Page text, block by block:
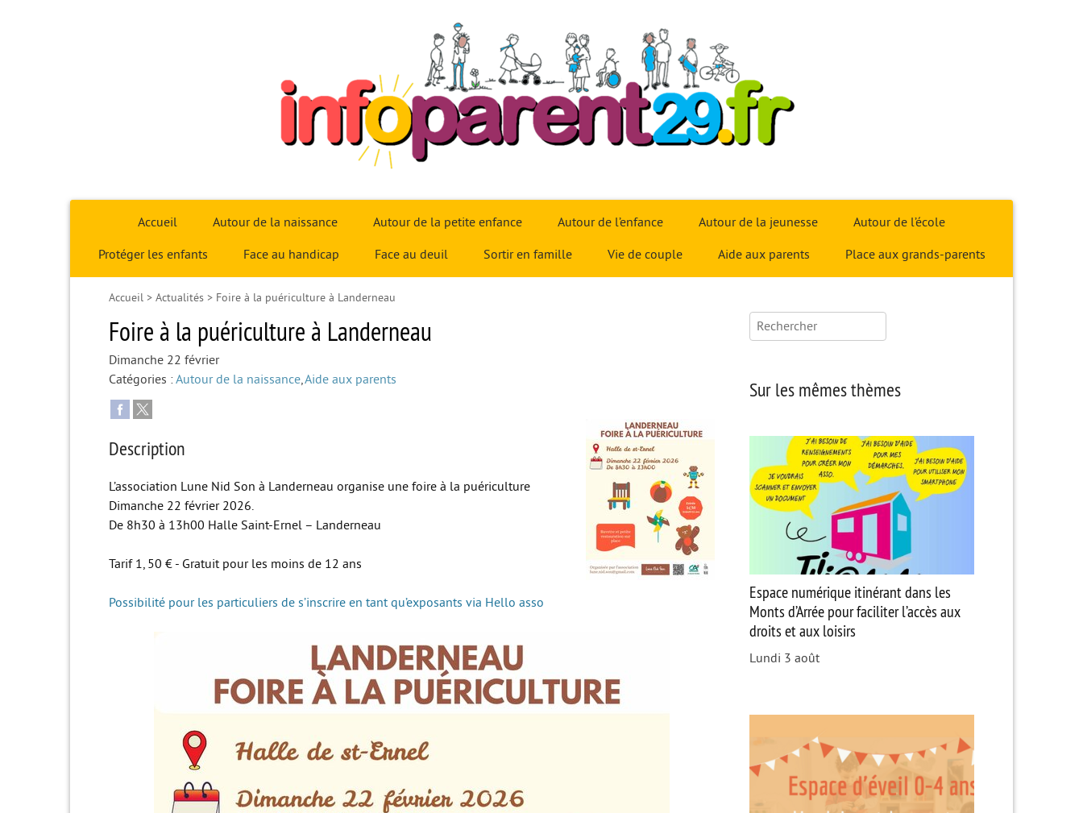
Infoparent29
Accueil Autour de la naissance Autour de la petite enfance Autour de l’enfance Autour de la jeunesse Autour de l’école
Protéger les enfants Face au handicap Face au deuil Sortir en famille Vie de couple Aide aux parents Place aux grands-parents
Accueil > Actualités > Foire à la puériculture à Landerneau
Foire à la puériculture à Landerneau
Dimanche 22 février
Catégories :Autour de la naissance,Aide aux parents
Description
L’association Lune Nid Son à Landerneau organise une foire à la puériculture
Dimanche 22 février 2026.
De 8h30 à 13h00 Halle Saint-Ernel – Landerneau
Tarif 1, 50 € - Gratuit pour les moins de 12 ans
Possibilité pour les particuliers de s’inscrire en tant qu’exposants via Hello asso
Rechercher :
Sur les mêmes thèmes
Espace numérique itinérant dans les
Monts d’Arrée pour faciliter l’accès aux
droits et aux loisirs
Lundi 3 août